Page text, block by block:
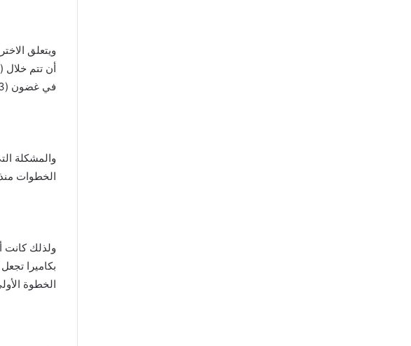
ويتعلق
في غضون (3 إلى 5) دقائق بدون تنفس.
والمشكلة
الخطوات
ولذلك كانت
بكاميرا
الخطوة